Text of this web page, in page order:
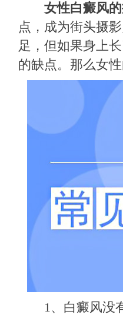
女性白癜风
点，成为街头摄
足，但如果身上
的缺点。那么女
1、白癜风没有